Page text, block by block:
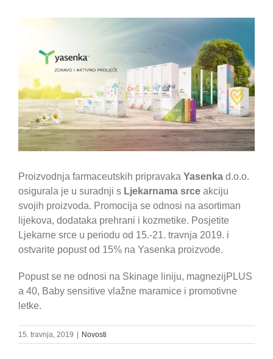
Proizvodnja farmaceutskih pripravaka Yasenka d.o.o.
osigurala je u suradnji s Ljekarnama srce akciju
svojih proizvoda. Promocija se odnosi na asortiman
lijekova, dodataka prehrani i kozmetike. Posjetite
Ljekarne srce u periodu od 15.-21. travnja 2019. i
ostvarite popust od 15% na Yasenka proizvode.
Popust se ne odnosi na Skinage liniju, magnezijPLUS
a 40, Baby sensitive vlažne maramice i promotivne
letke.
15. travnja, 2019 Novosti